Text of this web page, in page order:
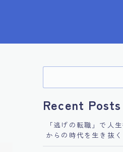
Recent Posts
「逃げの転職」で人
からの時代を生き抜く